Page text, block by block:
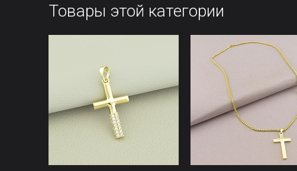
Товары этой категории